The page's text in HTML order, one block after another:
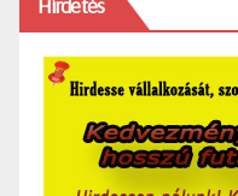
Hirdetés